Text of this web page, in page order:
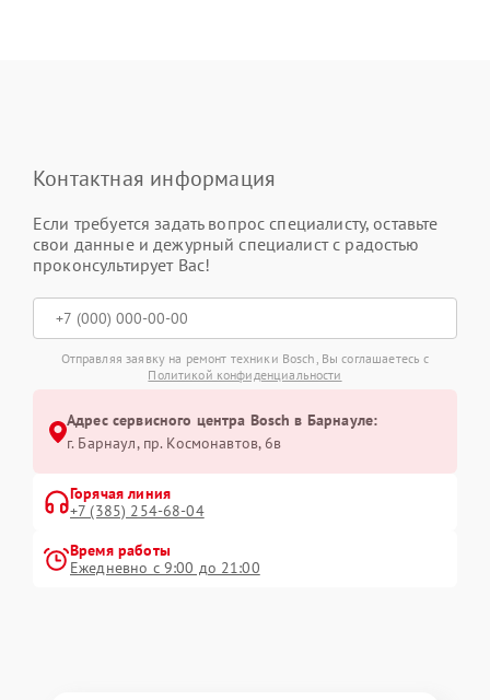
Контактная информация
Если требуется задать вопрос специалисту, оставьте
свои данные и дежурный специалист с радостью
проконсультирует Вас!
Отправляя заявку на ремонт техники Bosch, Вы соглашаетесь с
Политикой конфиденциальности
Адрес сервисного центра Bosch в Барнауле:
г. Барнаул, ​пр. Космонавтов, 6в
Горячая линия
+7 (385) 254-68-04
Время работы
Ежедневно с 9:00 до 21:00